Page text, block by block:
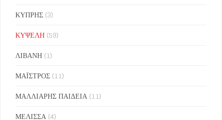
ΚΥΠΡΗΣ (3)
ΚΥΨΕΛΗ (59)
ΛΙΒΑΝΗ (1)
ΜΑΪΣΤΡΟΣ (11)
ΜΑΛΛΙΑΡΗΣ ΠΑΙΔΕΙΑ (11)
ΜΕΛΙΣΣΑ (4)